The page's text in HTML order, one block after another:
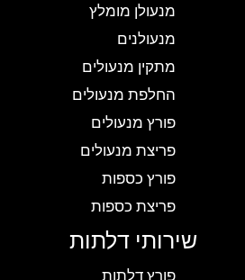
מנעולן מומלץ
מנעולנים
מתקין מנעולים
החלפת מנעולים
פורץ מנעולים
פריצת מנעולים
פורץ כספות
פריצת כספות
שירותי דלתות
פורץ דלתות